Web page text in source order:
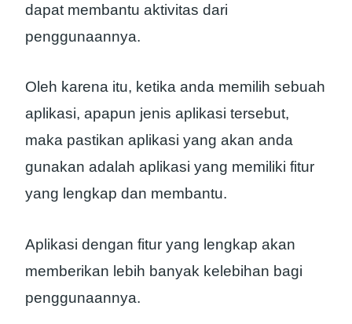
dapat membantu aktivitas dari
penggunaannya.
Oleh karena itu, ketika anda memilih sebuah
aplikasi, apapun jenis aplikasi tersebut,
maka pastikan aplikasi yang akan anda
gunakan adalah aplikasi yang memiliki fitur
yang lengkap dan membantu.
Aplikasi dengan fitur yang lengkap akan
memberikan lebih banyak kelebihan bagi
penggunaannya.